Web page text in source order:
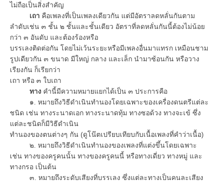
ไม่ถือเป็นสิ่งสำคัญ
เถา คือเพลงที่เป็นเพลงเดียวกัน แต่มีอัตราลดหลั่นกันตาม
ลำดับเช่น ๓ ชั้น ๒ ชั้นและชั้นเดียว อัตราที่ลดหลั่นกันนี้ต้องไม่น้อย
กว่า ๓ อันดับ และต้องร้องหรือ
บรรเลงติดต่อกัน โดยไม่เว้นระยะหรือมีเพลงอื่นมาแทรก เหมือนชาม
รูปเดียวกัน ๓ ขนาด มีใหญ่ กลาง และเล็ก นำมาซ้อนกัน หรือวาง
เรียงกัน ก็เรียกว่า
เถา หรือ ๓ ใบเถา
ทาง คำนี้มีความหมายแยกได้เป็น ๓ ประการคือ
๑. หมายถึงวิธีดำเนินทำนองโดยเฉพาะของเครื่องดนตรีแต่ละ
ชนิด เช่น ทางระนาดเอก ทางระนาดทุ้ม ทางซอด้วง ทางจะเข้ ซึ่ง
แต่ละชนิดก็มีวิธีดำเนิน
ทำนองของตนต่างๆ กัน (ดูโน๊ตเปรียบเทียบกับเนื้อเพลงที่คำว่าเนื้อ)
๒. หมายถึงวิธีดำเนินทำนองของเพลงที่แต่งขึ้นโดยเฉพาะ
เช่น ทางของครูคนนั้น ทางของครูคนนี้ หรือทางเดี่ยว ทางหมู่ และ
ทางกรอ เป็นต้น
๓. หมายถึงระดับเสียงที่บรรเลง ซึ่งแต่ละทางเป็นคนละเสียง